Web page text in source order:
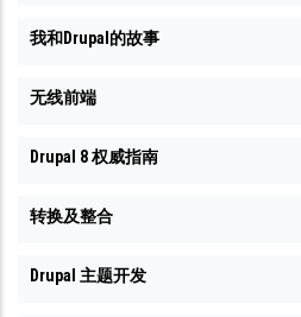
我和Drupal的故事
无线前端
Drupal 8 权威指南
转换及整合
Drupal 主题开发